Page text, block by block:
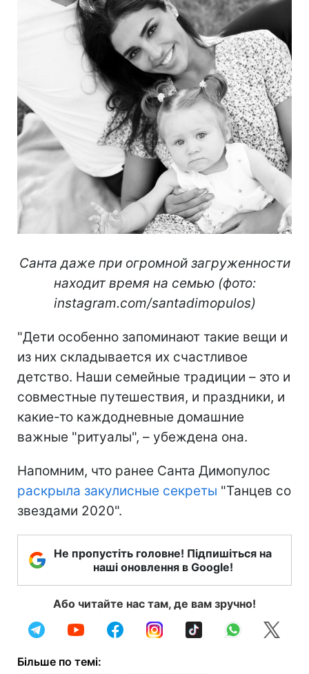
Санта даже при огромной загруженности
находит время на семью (фото:
instagram.com/santadimopulos)
"Дети особенно запоминают такие вещи и
из них складывается их счастливое
детство. Наши семейные традиции – это и
совместные путешествия, и праздники, и
какие-то каждодневные домашние
важные "ритуалы", – убеждена она.
Напомним, что ранее Санта Димопулос
раскрыла закулисные секреты "Танцев со
звездами 2020".
Не пропустіть головне! Підпишіться на
наші оновлення в Google!
Або читайте нас там, де вам зручно!
Більше по темі: